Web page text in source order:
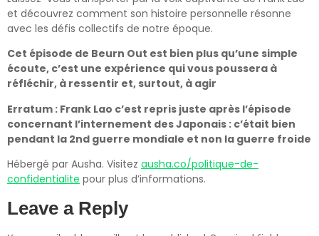
et découvrez comment son histoire personnelle résonne
avec les défis collectifs de notre époque.
Cet épisode de Beurn Out est bien plus qu’une simple
écoute, c’est une expérience qui vous poussera à
réfléchir, à ressentir et, surtout, à agir
Erratum : Frank Lao c’est repris juste après l’épisode
concernant l’internement des Japonais : c’était bien
pendant la 2nd guerre mondiale et non la guerre froide
Hébergé par Ausha. Visitez ausha.co/politique-de-
confidentialite pour plus d’informations.
Leave a Reply